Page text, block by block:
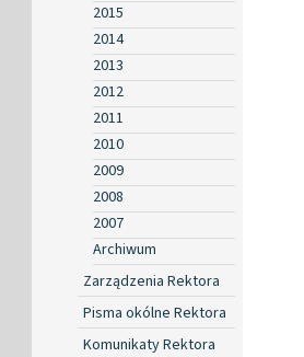
2015
2014
2013
2012
2011
2010
2009
2008
2007
Archiwum
Zarządzenia Rektora
Pisma okólne Rektora
Komunikaty Rektora